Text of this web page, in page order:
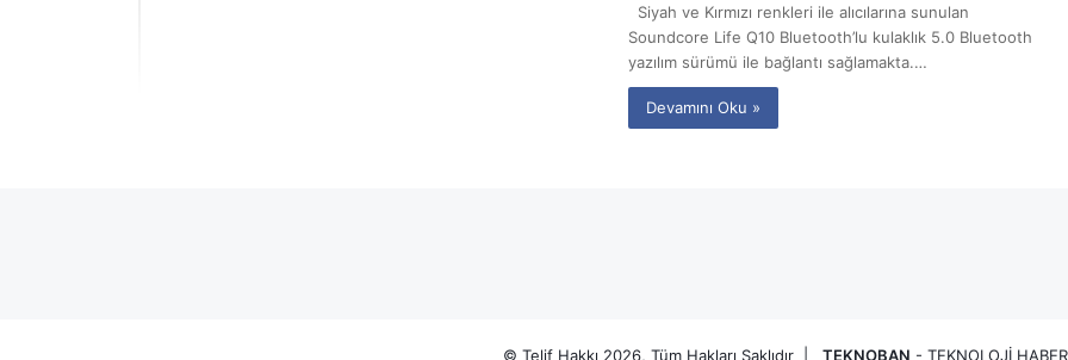
Siyah ve Kırmızı renkleri ile alıcılarına sunulan
Soundcore Life Q10 Bluetooth’lu kulaklık 5.0 Bluetooth
yazılım sürümü ile bağlantı sağlamakta.…
Devamını Oku »
© Telif Hakkı 2026, Tüm Hakları Saklıdır | TEKNOBAN - TEKNOLOJİ